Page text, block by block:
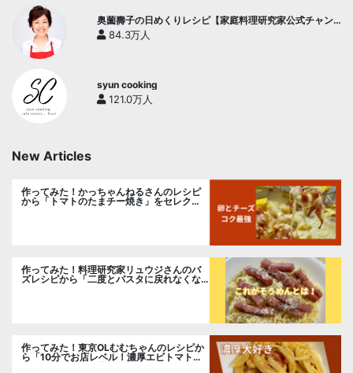
奥薗壽子の日めくりレシピ【家庭料理研究家公式チャン
ネル】
84.3万人
syun cooking
121.0万人
New Articles
作ってみた！かっちゃんねるさんのレシピ
から「トマトのたまチー焼き」をセレク
作ってみた！料理研究家リュウジさんのバ
ズレシピから「二度とパスタに戻れなくな
作ってみた！東京OLむむちゃんのレシピか
ら「10分でお店レベル！濃厚エビトマトク
リームパスタ」に挑戦